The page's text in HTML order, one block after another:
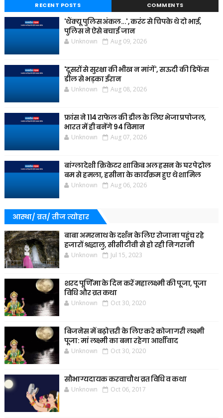
RECENT POSTS COMMENTS
'थैंक्यू पुलिस अंकल...', करंट से चिपके थे दो भाई,
पुलिस ने ऐसे बचाई जान
Unknown Aug 09, 2026
'दूसरों से सुरक्षा की भीख न मांगें', सऊदी की डिफेंस
डील से भड़का ईरान
Unknown Aug 08, 2026
फ्रांस ने 114 राफेल की डील के लिए भेजा प्रपोजल,
भारत में ही बनेंगे 94 विमान
Unknown Aug 07, 2026
बांग्लादेशी क्रिकेटर शाकिब अल हसन के घर पेट्रोल
बम से हमला, हसीना के कार्यक्रम हुए थे शामिल
Unknown Aug 06, 2026
आस्था/ व्रत/ तीज त्‍योहार
बाबा अमरनाथ के दर्शन के लिए रोजाना पहुंच रहे
हजारों श्रद्धालु, सीसीटीवी से हो रही निगरानी
Unknown Jul 15, 2023
शरद पूर्णिमा के दिन करें महालक्ष्मी की पूजा, पूजा
विधि और व्रत कथा
Unknown Oct 30, 2020
बिजनेस में बढ़ोत्तरी के लिए करे कोजागरी लक्ष्मी
पूजा: मां लक्ष्मी का बना रहेगा आर्शीवाद
Unknown Oct 30, 2020
सौभाग्यदायक करवाचौथ व्रत विधि व कथा
Unknown Oct 06, 2017